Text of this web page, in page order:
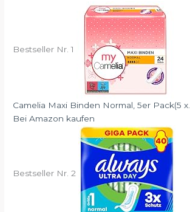
Bestseller Nr. 1
Camelia Maxi Binden Normal, 5er Pack(5 x...
Bei Amazon kaufen
Bestseller Nr. 2